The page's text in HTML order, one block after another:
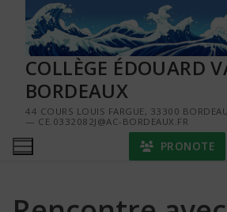
contenu
COLLÈGE ÉDOUARD
BORDEAUX
44 COURS LOUIS FARGUE, 33300
— CE.0332082J@AC-BORDEAUX.FR
PRONOTE